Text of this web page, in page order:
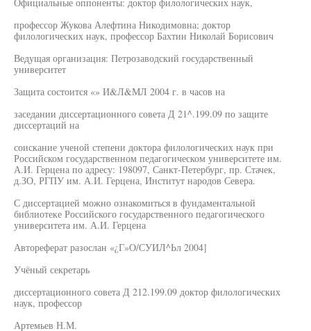
профессор Жукова Алефтина Никодимовна; доктор
филологических наук, профессор Бахтин Николай Борисович
Ведущая организация: Петрозаводский государственный
университет
Защита состоится «» И&Л&МЛ 2004 г. в часов на
заседании диссертационного совета Д 21^.199.09 по защите
диссертаций на
соискание ученой степени доктора филологических наук при
Российском государственном педагогическом университете им.
А.И. Герцена по адресу: 198097, Санкт-Петербург, пр. Стачек,
д.ЗО, РГПУ им. А.И. Герцена, Институт народов Севера.
С диссертацией можно ознакомиться в фундаментальной
библиотеке Российского государственного педагогического
университета им. А.И. Герцена
Автореферат разослан «¿Г»О/СУИЛ^Ьл 2004]
Учёный секретарь
диссертационного совета Д 212.199.09 доктор филологических
наук, профессор
Артемьев Н.М.